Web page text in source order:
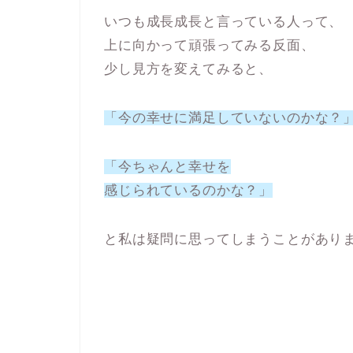
いつも成長成長と言っている人って、
上に向かって頑張ってみる反面、
少し見方を変えてみると、
「今の幸せに満足していないのかな？」
「今ちゃんと幸せを
感じられているのかな？」
と私は疑問に思ってしまうことがあり